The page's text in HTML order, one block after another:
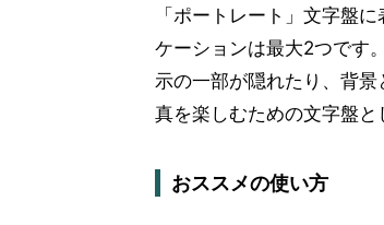
「ポートレート」文字盤
ケーションは最大2つです
示の一部が隠れたり、背
真を楽しむための文字盤と
おススメの使い方